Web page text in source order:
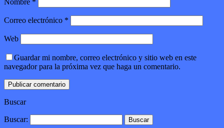
Nombre *
Correo electrónico *
Web
Guardar mi nombre, correo electrónico y sitio web en este
navegador para la próxima vez que haga un comentario.
Buscar
Buscar: